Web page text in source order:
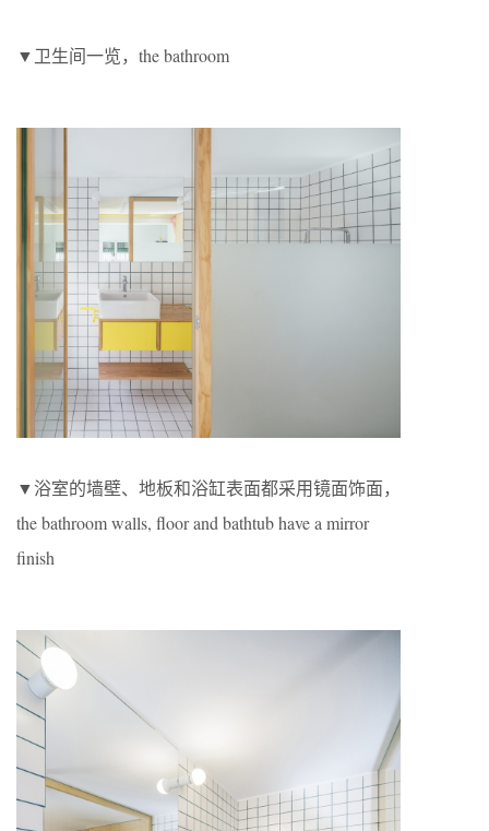
▼卫生间一览，the bathroom
▼浴室的墙壁、地板和浴缸表面都采用镜面饰面，
the bathroom walls, floor and bathtub have a mirror
finish